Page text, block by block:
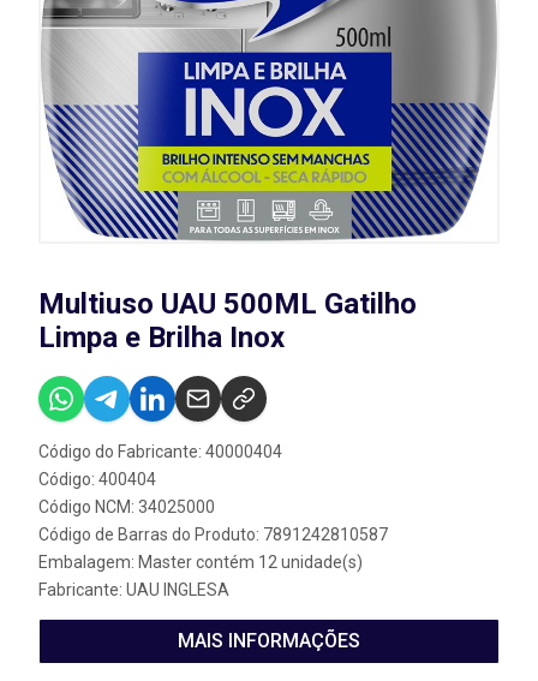
Multiuso UAU 500ML Gatilho
Limpa e Brilha Inox
Código do Fabricante: 40000404
Código: 400404
Código NCM: 34025000
Código de Barras do Produto: 7891242810587
Embalagem: Master contém 12 unidade(s)
Fabricante: UAU INGLESA
MAIS INFORMAÇÕES